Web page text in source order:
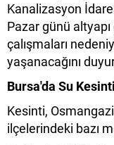
Kanalizasyon
Pazar günü altyapı
çalışmaları
yaşanacağını
Bursa'da Su
Kesinti,
ilçelerindeki bazı